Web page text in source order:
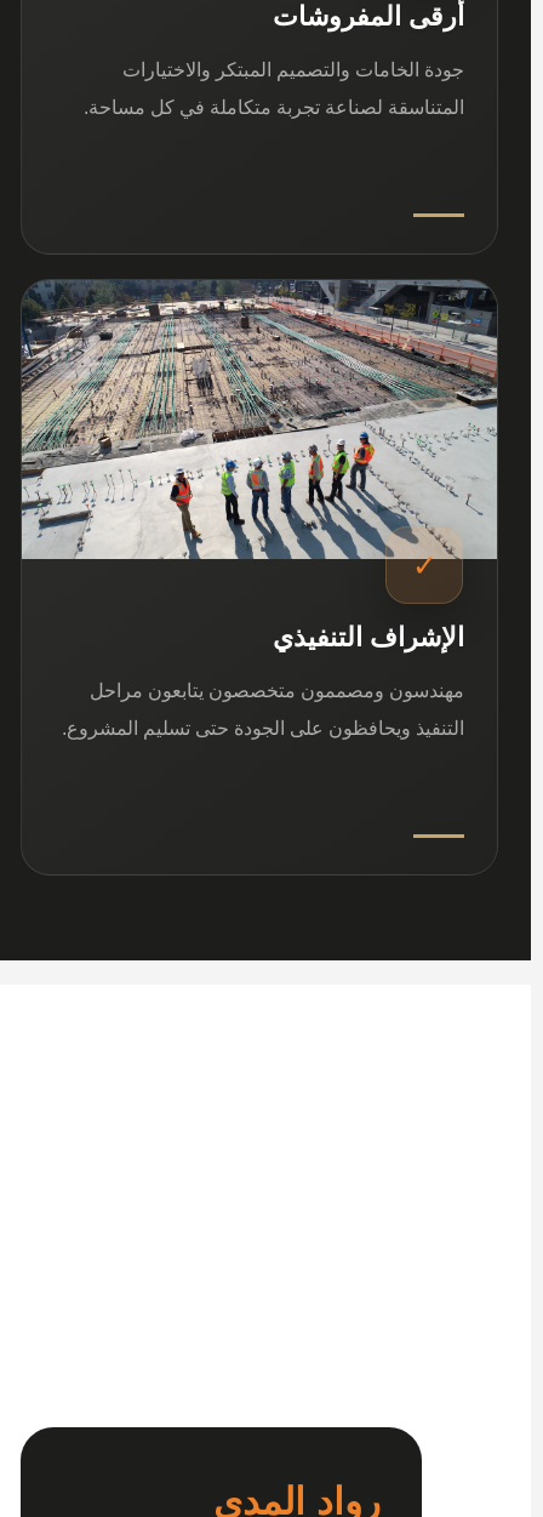
أرقى المفروشات
جودة الخامات والتصميم المبتكر والاختيارات
المتناسقة لصناعة تجربة متكاملة في كل مساحة.
03
✓
الإشراف التنفيذي
مهندسون ومصممون متخصصون يتابعون مراحل
التنفيذ ويحافظون على الجودة حتى تسليم المشروع.
رواد المدى